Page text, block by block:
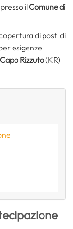
il Comune di
di posti di
esigenze
Rizzuto(KR)